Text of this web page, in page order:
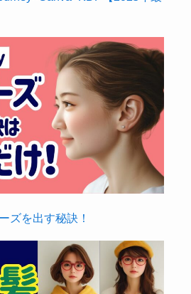
ズを出す秘訣！